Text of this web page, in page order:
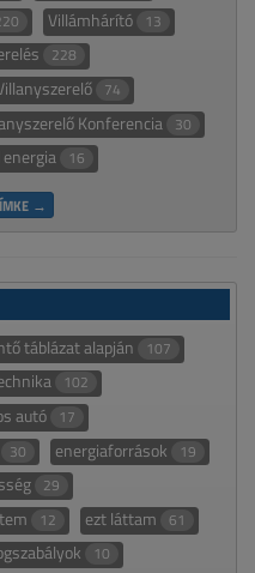
Villámhárító 13
228
74
Konferencia 30
energia 16
→
táblázat alapján 107
102
autó 17
30 energiaforrások 19
29
12 ezt láttam 61
10